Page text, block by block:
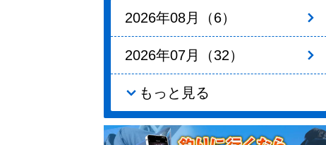
2026年08月（6）
2026年07月（32）
もっと見る